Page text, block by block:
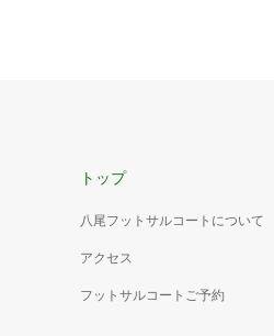
トップ
八尾フットサルコートについて
アクセス
フットサルコートご予約